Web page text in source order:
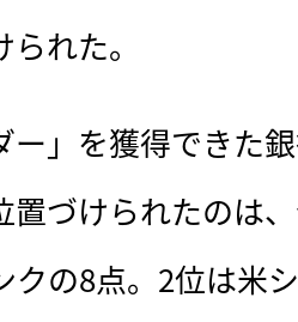
れた。
」を獲得できた
置づけられたのは
クの8点。2位は米